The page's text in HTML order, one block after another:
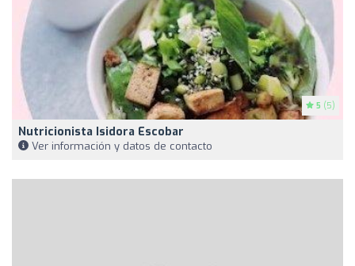
5 (5)
Nutricionista Isidora Escobar
Ver información y datos de contacto